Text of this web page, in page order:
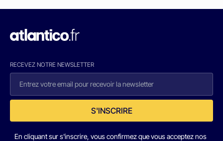
RECEVEZ NOTRE NEWSLETTER
S'INSCRIRE
En cliquant sur s'inscrire, vous confirmez que vous acceptez nos